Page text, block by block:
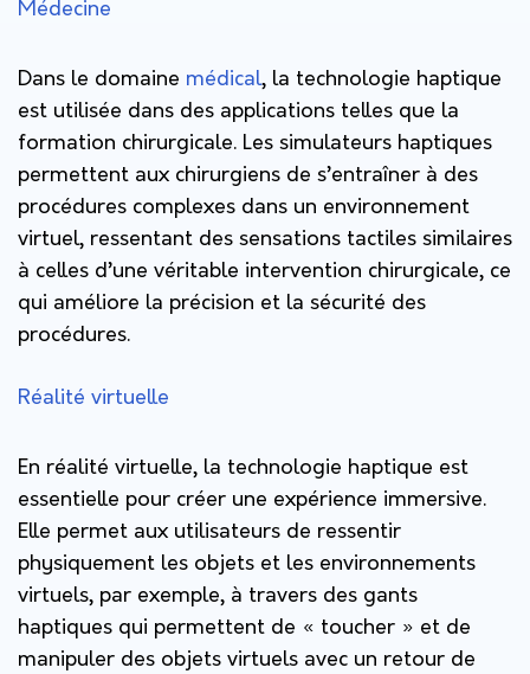
Médecine
Dans le domaine médical, la technologie haptique
est utilisée dans des applications telles que la
formation chirurgicale. Les simulateurs haptiques
permettent aux chirurgiens de s’entraîner à des
procédures complexes dans un environnement
virtuel, ressentant des sensations tactiles similaires
à celles d’une véritable intervention chirurgicale, ce
qui améliore la précision et la sécurité des
procédures.
Réalité virtuelle
En réalité virtuelle, la technologie haptique est
essentielle pour créer une expérience immersive.
Elle permet aux utilisateurs de ressentir
physiquement les objets et les environnements
virtuels, par exemple, à travers des gants
haptiques qui permettent de « toucher » et de
manipuler des objets virtuels avec un retour de